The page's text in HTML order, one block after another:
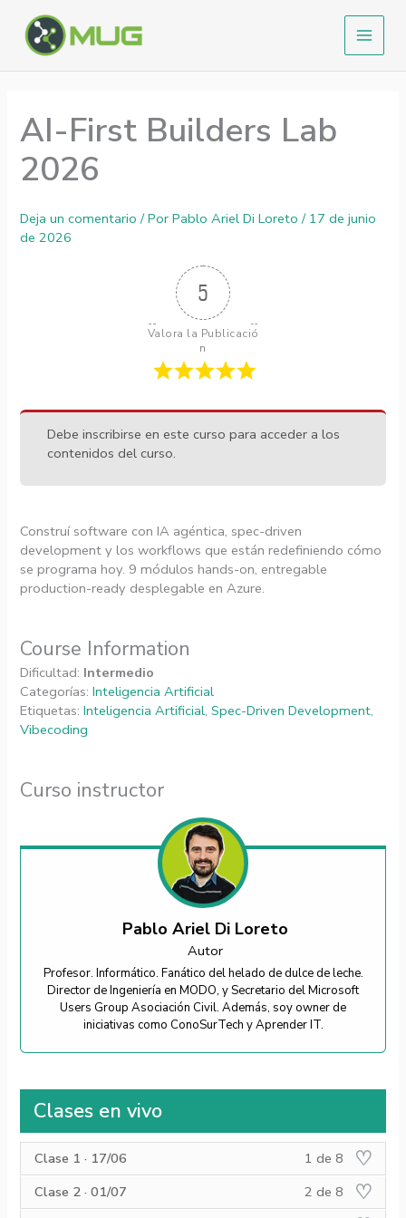
contenido
AI-First Builders Lab
2026
Deja un comentario / PorPablo Ariel Di Loreto/ 17 de junio
de 2026
5
Valora la Publicació
n
Debe inscribirse en este curso para acceder a los
contenidos del curso.
Construí software con IA agéntica, spec-driven
development y los workflows que están redefiniendo cómo
se programa hoy. 9 módulos hands-on, entregable
production-ready desplegable en Azure.
Course Information
Dificultad: Intermedio
Categorías:Inteligencia Artificial
Etiquetas:Inteligencia Artificial,Spec-Driven Development,
Vibecoding
Curso instructor
Pablo Ariel Di Loreto
Autor
Profesor. Informático. Fanático del helado de dulce de leche.
Director de Ingeniería en MODO, y Secretario del Microsoft
Users Group Asociación Civil. Además, soy owner de
iniciativas como ConoSurTech y Aprender IT.
Clases en vivo
1 de 8
Clase 1 · 17/06
Lesson
of
8
Debe
inscribirse
en
este
2 de 8
Clase 2 · 01/07
Lesson
Debe
inscribirse